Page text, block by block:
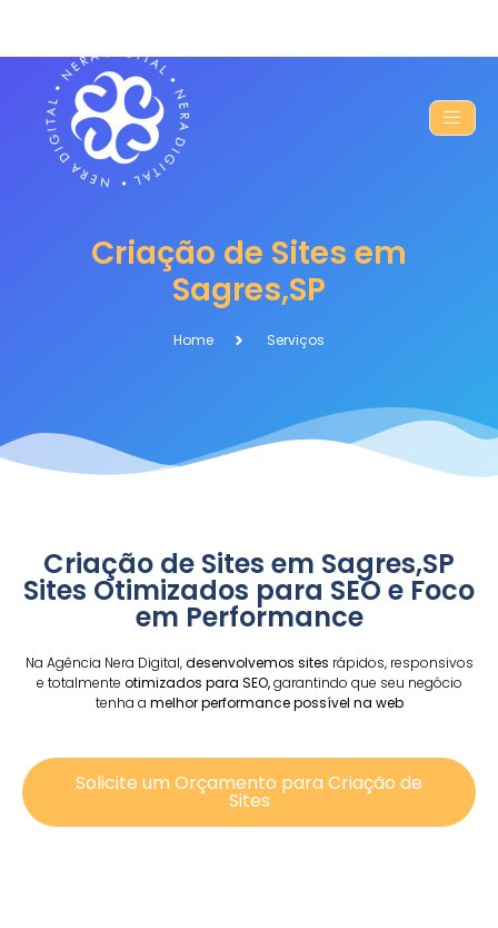
Criação de Sites em
Sagres,SP
Home Serviços
Criação de Sites em Sagres,SP
Sites Otimizados para SEO e Foco
em Performance
Na Agência Nera Digital,desenvolvemos sites rápidos, responsivos
e totalmente otimizados para SEO,garantindo que seu negócio
tenha a melhor performance possível na web
Solicite um Orçamento para Criação de
Sites